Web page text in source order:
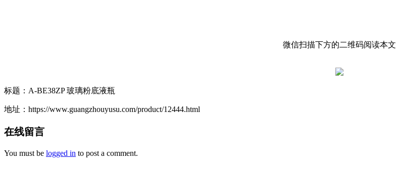
微信扫描下方的二维码阅读本文
标题：A-BE38ZP 玻璃粉底液瓶
地址：https://www.guangzhouyusu.com/product/12444.html
在线留言
You must be logged in to post a comment.